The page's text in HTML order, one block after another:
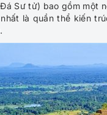
Sư tử) bao gồm một
là quần thể kiến